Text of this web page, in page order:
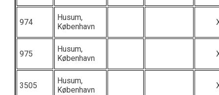
974
Husum,
København
975
Husum,
København
3505
Husum,
København